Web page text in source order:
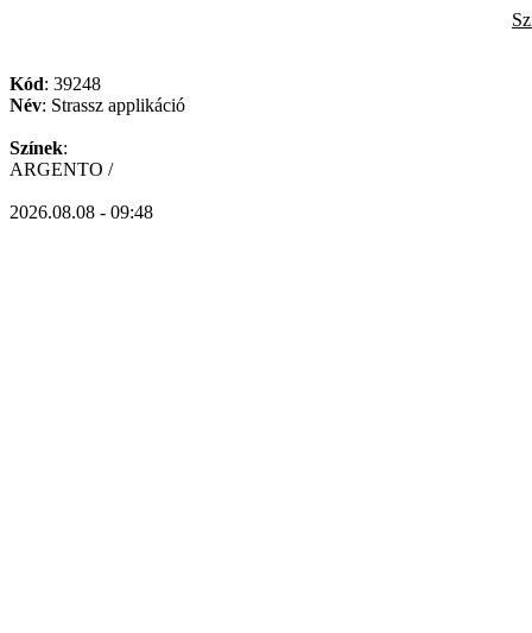
Kód: 39248
Név: Strassz applikáció
Színek:
ARGENTO /
2026.08.08 - 09:48